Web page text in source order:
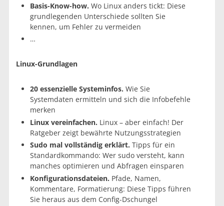
Basis-Know-how. Wo Linux anders tickt: Diese
grundlegenden Unterschiede sollten Sie
kennen, um Fehler zu vermeiden
…
Linux-Grundlagen
20 essenzielle Systeminfos. Wie Sie
Systemdaten ermitteln und sich die Infobefehle
merken
Linux vereinfachen. Linux – aber einfach! Der
Ratgeber zeigt bewährte Nutzungsstrategien
Sudo mal vollständig erklärt. Tipps für ein
Standardkommando: Wer sudo versteht, kann
manches optimieren und Abfragen einsparen
Konfigurationsdateien. Pfade, Namen,
Kommentare, Formatierung: Diese Tipps führen
Sie heraus aus dem Config-Dschungel